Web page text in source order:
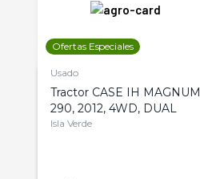
Ofertas Especiales
Usado
Tractor CASE IH MAGNUM
290, 2012, 4WD, DUAL
Isla Verde